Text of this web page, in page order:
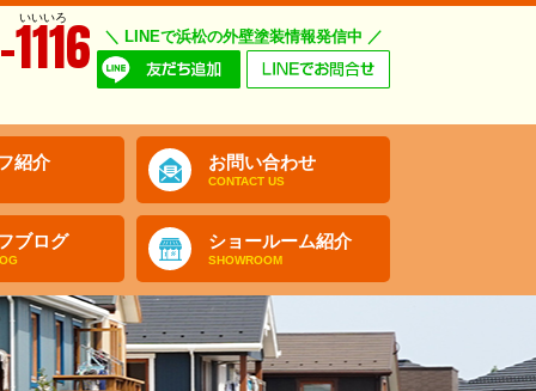
いいいろ
＼ LINEで浜松の外壁塗装情報発信中 ／
紹介 お問い合わせ
CONTACT US
ブログ ショールーム紹介
SHOWROOM